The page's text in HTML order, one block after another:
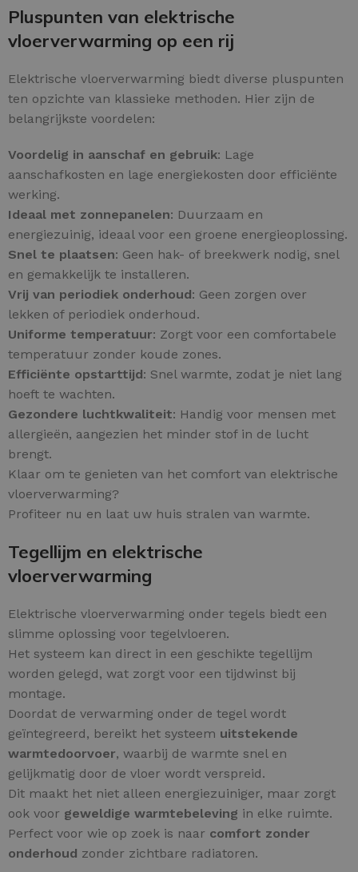
Pluspunten van elektrische
vloerverwarming op een rij
Elektrische vloerverwarming biedt diverse pluspunten
ten opzichte van klassieke methoden. Hier zijn de
belangrijkste voordelen:
Voordelig in aanschaf en gebruik: Lage
aanschafkosten en lage energiekosten door efficiënte
werking.
Ideaal met zonnepanelen: Duurzaam en
energiezuinig, ideaal voor een groene energieoplossing.
Snel te plaatsen: Geen hak- of breekwerk nodig, snel
en gemakkelijk te installeren.
Vrij van periodiek onderhoud: Geen zorgen over
lekken of periodiek onderhoud.
Uniforme temperatuur: Zorgt voor een comfortabele
temperatuur zonder koude zones.
Efficiënte opstarttijd: Snel warmte, zodat je niet lang
hoeft te wachten.
Gezondere luchtkwaliteit: Handig voor mensen met
allergieën, aangezien het minder stof in de lucht
brengt.
Klaar om te genieten van het comfort van elektrische
vloerverwarming?
Profiteer nu en laat uw huis stralen van warmte.
Tegellijm en elektrische
vloerverwarming
Elektrische vloerverwarming onder tegels biedt een
slimme oplossing voor tegelvloeren.
Het systeem kan direct in een geschikte tegellijm
worden gelegd, wat zorgt voor een tijdwinst bij
montage.
Doordat de verwarming onder de tegel wordt
geïntegreerd, bereikt het systeem uitstekende
warmtedoorvoer, waarbij de warmte snel en
gelijkmatig door de vloer wordt verspreid.
Dit maakt het niet alleen energiezuiniger, maar zorgt
ook voor geweldige warmtebeleving in elke ruimte.
Perfect voor wie op zoek is naar comfort zonder
onderhoud zonder zichtbare radiatoren.